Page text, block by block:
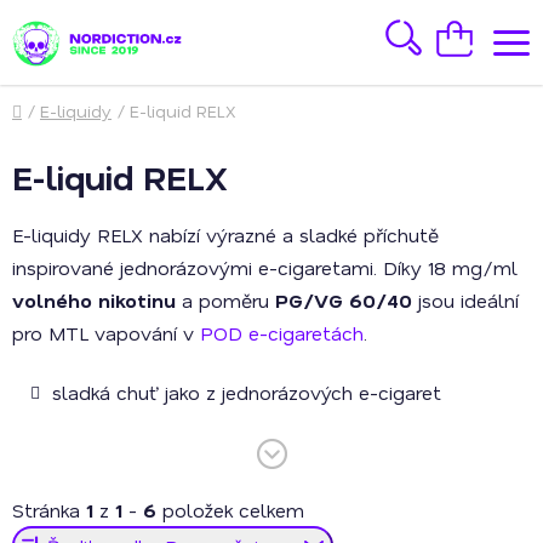
na
obsah
HledatNákupní
košík
Domů
/ E-liquidy / E-liquid RELX
E-liquid RELX
E-liquidy RELX nabízí výrazné a sladké příchutě
inspirované jednorázovými e-cigaretami. Díky 18 mg/ml
volného nikotinu a poměru PG/VG 60/40 jsou ideální
pro MTL vapování v POD e-cigaretách
sladká chuť jako z jednorázových e-cigaret
řada těch nejoblíbenějších chutí
Stránka 1 z 1 - 6 položek celkem